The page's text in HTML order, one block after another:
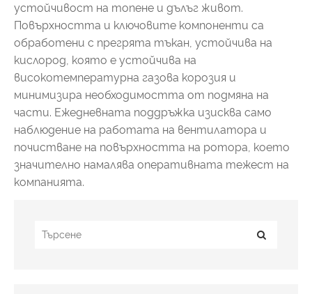
устойчивост на топене и дълъг живот.
Повърхността и ключовите компоненти са
обработени с прегрята тъкан, устойчива на
кислород, която е устойчива на
високотемпературна газова корозия и
минимизира необходимостта от подмяна на
части. Ежедневната поддръжка изисква само
наблюдение на работата на вентилатора и
почистване на повърхността на ротора, което
значително намалява оперативната тежест на
компанията.